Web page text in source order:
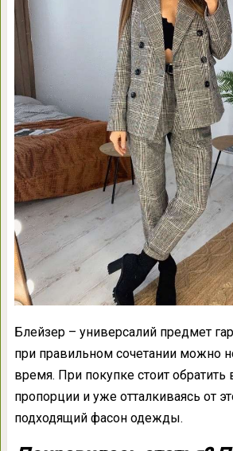
Блейзер – универсалий предмет
при правильном сочетании можно
время. При покупке стоит
пропорции и уже отталкиваясь от
подходящий фасон одежды.